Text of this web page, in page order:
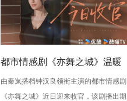
都市情感剧《亦舞之城》温暖
收官 秦岚以克制感演技打动观
由秦岚搭档钟汉良领衔主演的都市情感剧
《亦舞之城》近日迎来收官，该剧播出期